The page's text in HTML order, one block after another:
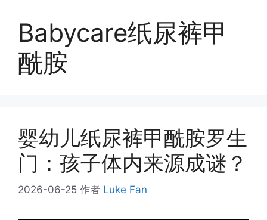
Babycare纸尿裤甲
酰胺
婴幼儿纸尿裤甲酰胺罗生
门：孩子体内来源成谜？
2026-06-25 作者 Luke Fan